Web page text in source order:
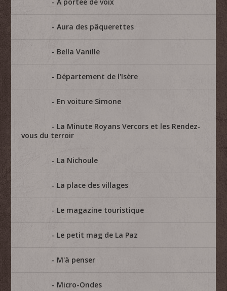
Aura des pâquerettes
Bella Vanille
Département de l'Isère
En voiture Simone
La Minute Royans Vercors et les Rendez-
vous du terroir
La Nichoule
La place des villages
Le magazine touristique
Le petit mag de La Paz
M'à penser
Micro-Ondes